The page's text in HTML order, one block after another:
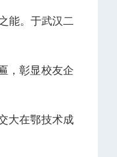
能。于武汉二
，彰显校友企
大在鄂技术成